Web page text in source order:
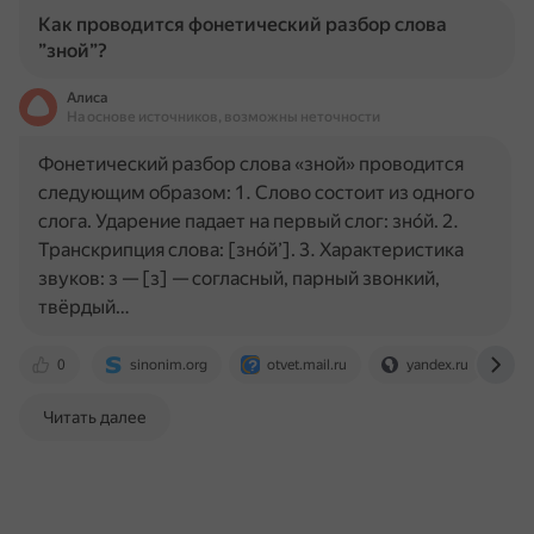
Как проводится фонетический разбор слова
”зной”?
Алиса
На основе источников, возможны неточности
0 sinonim.org otvet.mail.ru yandex.ru
Фонетический разбор слова «зной» проводится
следующим образом: 1. Слово состоит из одного
слога. Ударение падает на первый слог: зно́й. 2.
Транскрипция слова: [зно́й’]. 3. Характеристика
звуков: з — [з] — согласный, парный звонкий,
твёрдый…
Читать далее